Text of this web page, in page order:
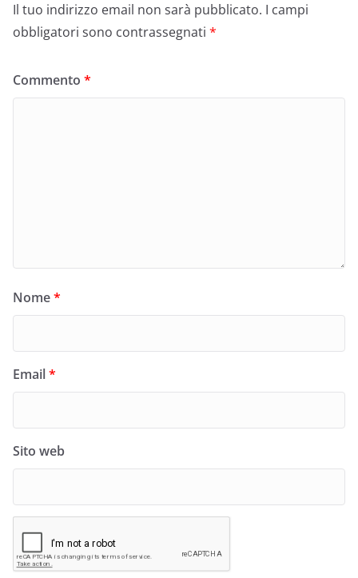
Il tuo indirizzo email non sarà pubblicato. I campi
obbligatori sono contrassegnati *
Commento *
Nome*
Email*
Sito web